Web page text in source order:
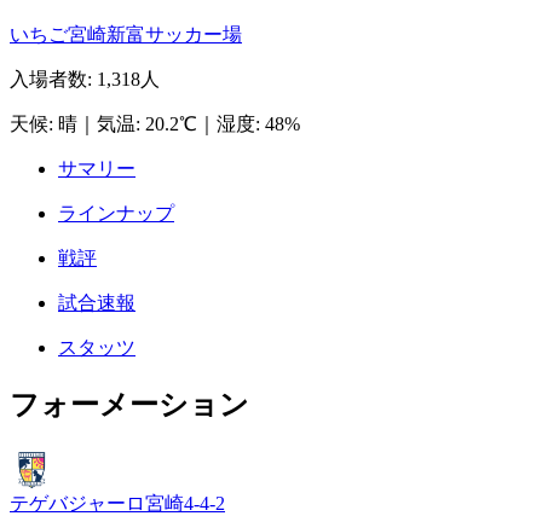
いちご宮崎新富サッカー場
入場者数: 1,318人
天候: 晴 気温: 20.2℃ 湿度: 48%
サマリー
ラインナップ
戦評
試合速報
スタッツ
フォーメーション
テゲバジャーロ宮崎4-4-2